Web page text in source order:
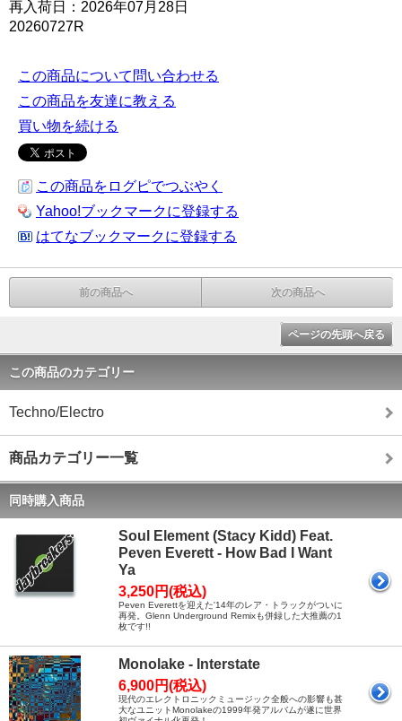
再入荷日：2026年07月28日
20260727R
この商品について問い合わせる
この商品を友達に教える
買い物を続ける
この商品をログピでつぶやく
Yahoo!ブックマークに登録する
はてなブックマークに登録する
前の商品へ 次の商品へ
ページの先頭へ戻る
この商品のカテゴリー
Techno/Electro
商品カテゴリー一覧
同時購入商品
Soul Element (Stacy Kidd) Feat.
Peven Everett - How Bad I Want
Ya
3,250円(税込)
Peven Everettを迎えた'14年のレア・トラックがついに
再発。Glenn Underground Remixも併録した大推薦の1
枚です!!
Monolake - Interstate
6,900円(税込)
現代のエレクトロニックミュージック全般への影響も甚
大なユニットMonolakeの1999年発アルバムが遂に世界